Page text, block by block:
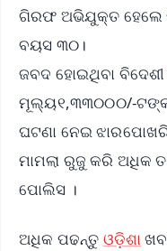
ଗିରଫ ଅଭିଯୁକ୍ତ ହେଲେ
ବୟସ ୩୦।
ଜବଦ ହୋଇଥିବା
ମୂଲ୍ୟ୧,୩୩୦୦୦/-
ଘଟଣା ନେଇ
ମାମଲା ରୁଜୁ କରି ଅଧିକ
ପୋଲିସ ।
ଅଧିକ ପଢନ୍ତୁ ଓଡ଼ିଶା